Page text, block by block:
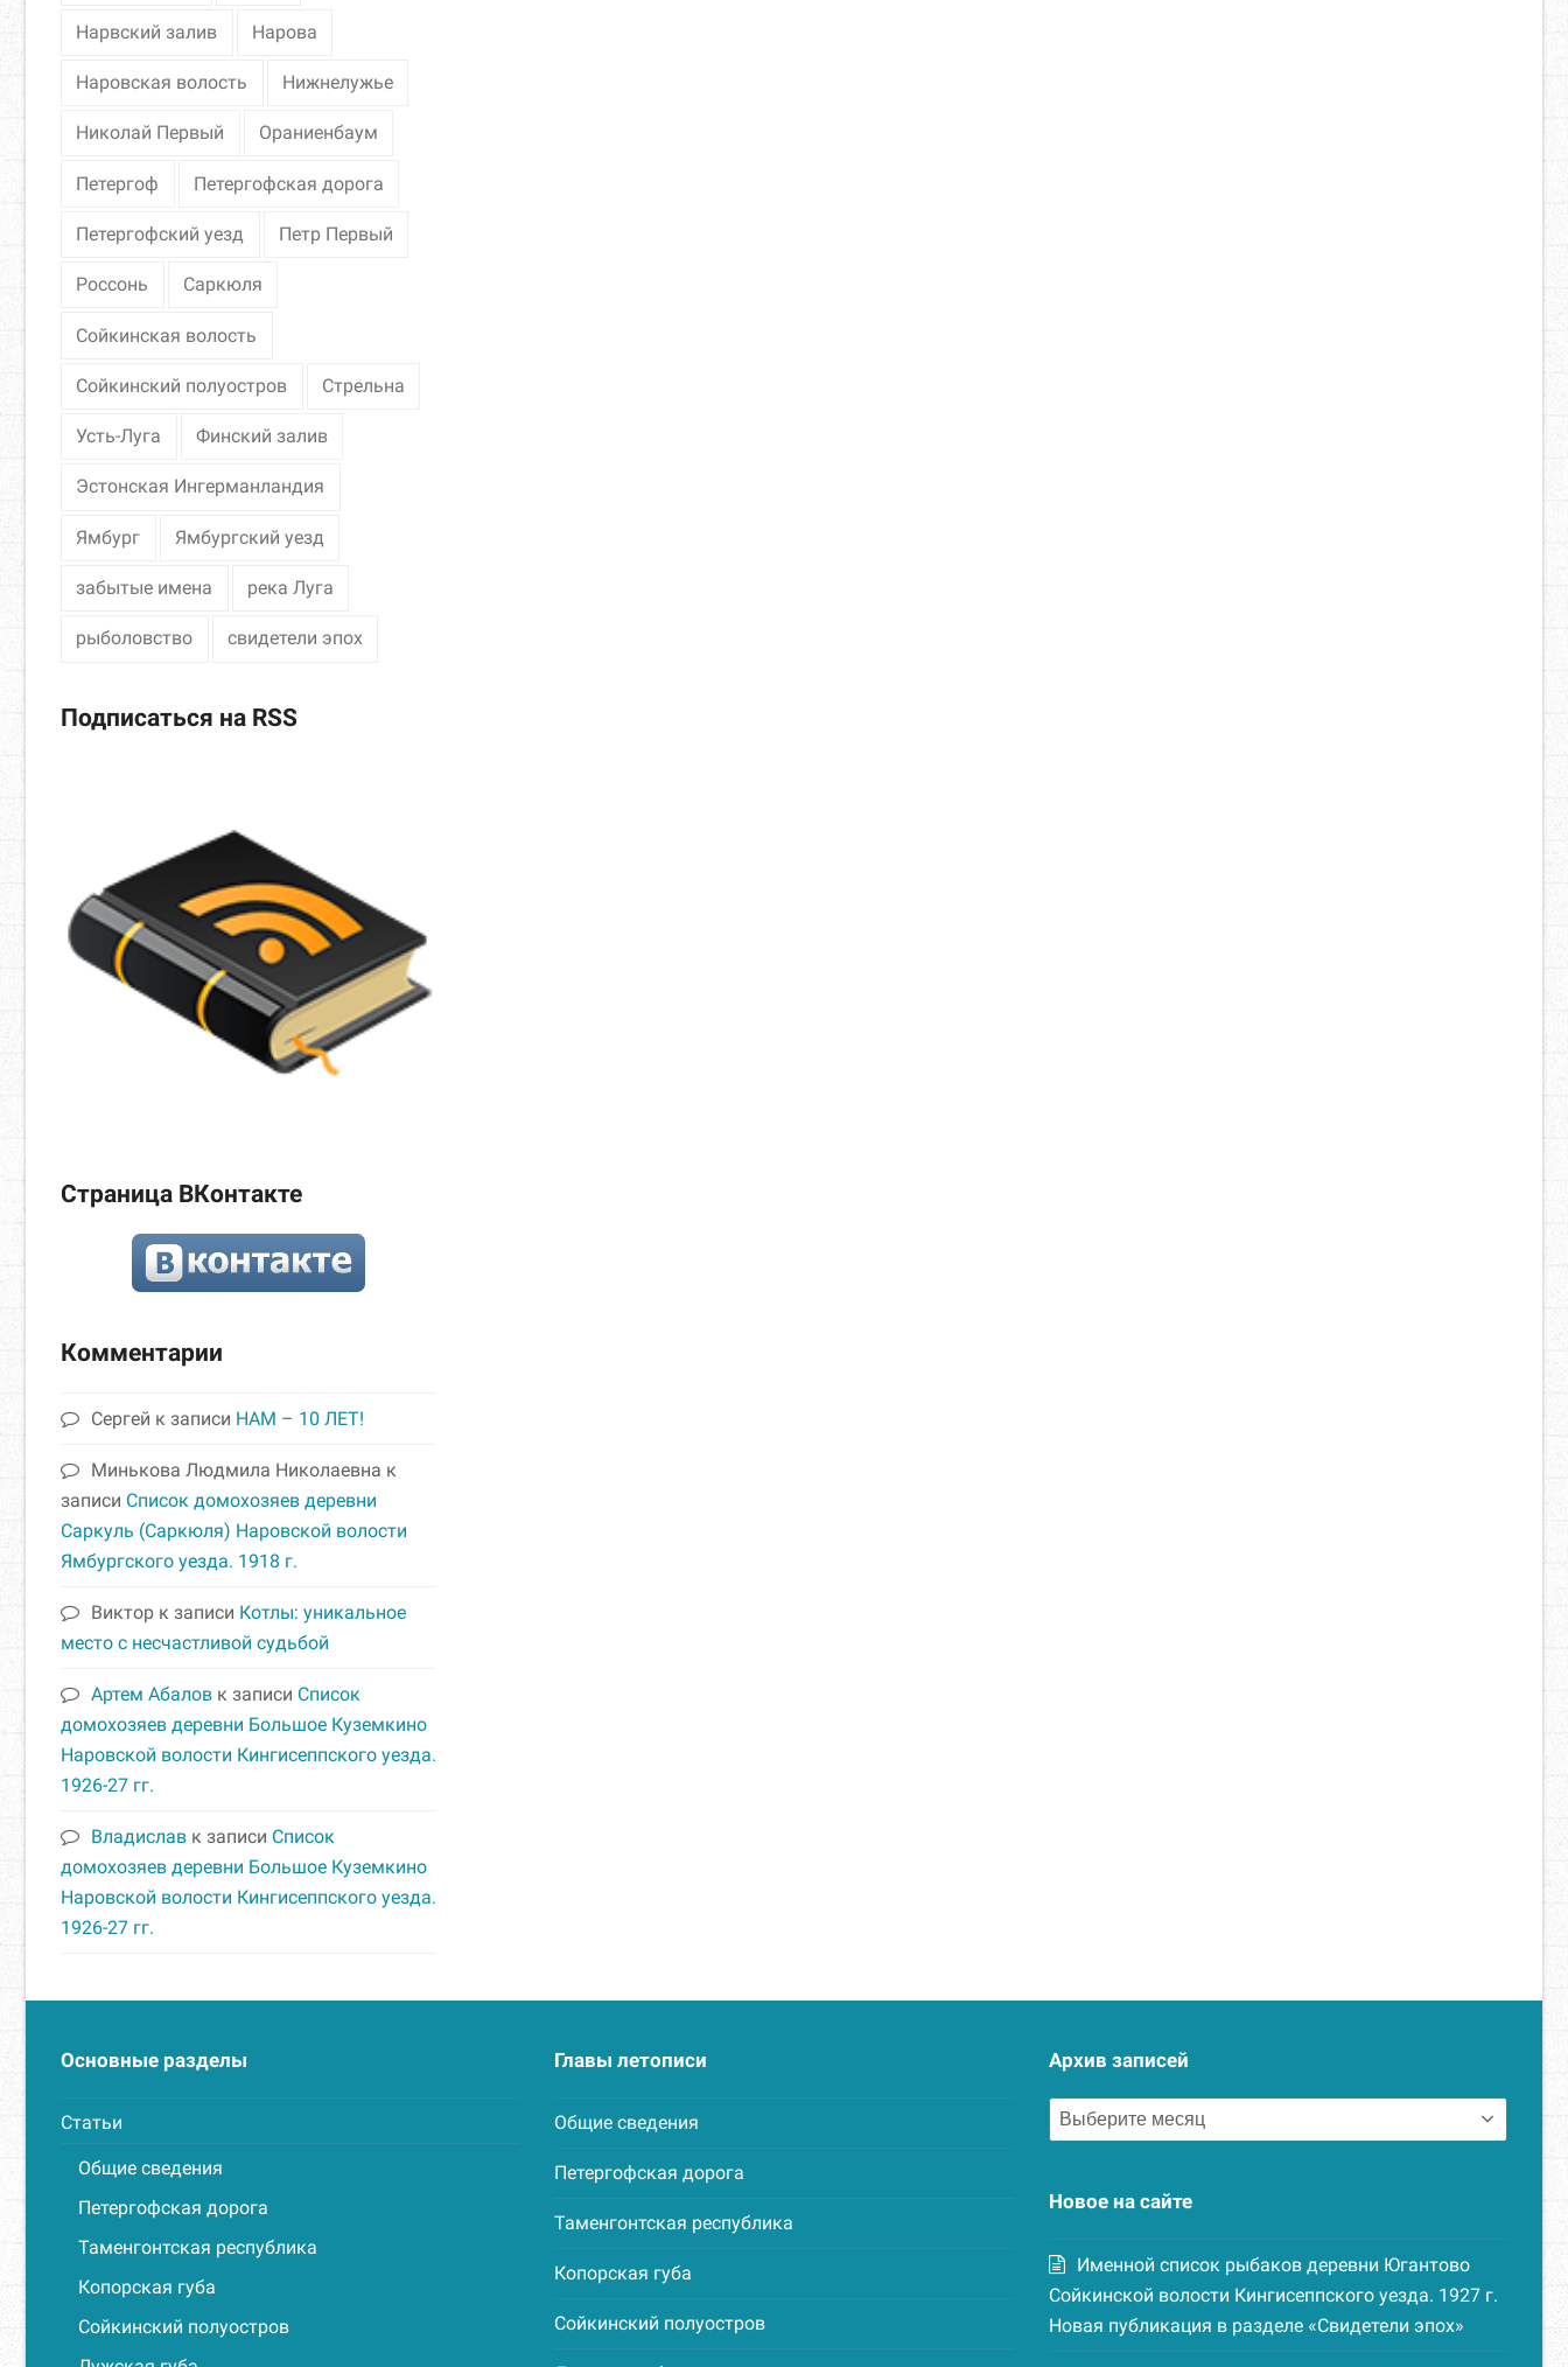
Нарвский залив Нарова
Наровская волость Нижнелужье
Николай Первый Ораниенбаум
Петергоф Петергофская дорога
Петергофский уезд Петр Первый
Россонь Саркюля
Сойкинская волость
Сойкинский полуостров Стрельна
Усть-Луга Финский залив
Эстонская Ингерманландия
Ямбург Ямбургский уезд
забытые имена река Луга
рыболовство свидетели эпох
Подписаться на RSS
Страница ВКонтакте
Комментарии
Сергей к записи НАМ – 10 ЛЕТ!
Минькова Людмила Николаевна к
записи Список домохозяев деревни
Саркуль (Саркюля) Наровской волости
Ямбургского уезда. 1918 г.
Виктор к записи Котлы: уникальное
место с несчастливой судьбой
Артем Абалов к записи Список
домохозяев деревни Большое Куземкино
Наровской волости Кингисеппского уезда.
1926-27 гг.
Владислав к записи Список
домохозяев деревни Большое Куземкино
Наровской волости Кингисеппского уезда.
1926-27 гг.
Основные разделы
Статьи
Общие сведения
Петергофская дорога
Таменгонтская республика
Копорская губа
Сойкинский полуостров
Главы летописи
Общие сведения
Петергофская дорога
Таменгонтская республика
Копорская губа
Сойкинский полуостров
Архив записей
Архив
записей
Новое на сайте
Именной список рыбаков деревни Югантово
Сойкинской волости Кингисеппского уезда. 1927 г.
Новая публикация в разделе «Свидетели эпох»